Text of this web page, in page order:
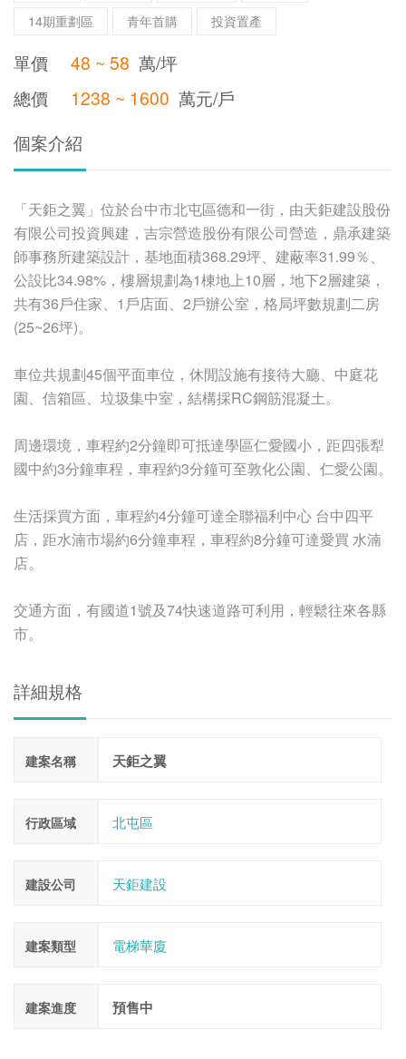
14期重劃區
青年首購 投資置產
單價 48 ~ 58 萬/坪
總價
1238 ~ 1600 萬元/戶
個案介紹
「天鉅之翼」位於台中市北屯區德和一街，由天鉅建設股份
有限公司投資興建，吉宗營造股份有限公司營造，鼎承建築
師事務所建築設計，基地面積368.29坪、建蔽率31.99％、
公設比34.98%，樓層規劃為1棟地上10層，地下2層建築，
共有36戶住家、1戶店面、2戶辦公室，格局坪數規劃二房
(25~26坪)。
車位共規劃45個平面車位，休閒設施有接待大廳、中庭花
園、信箱區、垃圾集中室，結構採RC鋼筋混凝土。
周邊環境，車程約2分鐘即可抵達學區仁愛國小，距四張犁
國中約3分鐘車程，車程約3分鐘可至敦化公園、仁愛公園。
生活採買方面，車程約4分鐘可達全聯福利中心 台中四平
店，距水湳市場約6分鐘車程，車程約8分鐘可達愛買 水湳
店。
交通方面，有國道1號及74快速道路可利用，輕鬆往來各縣
市。
詳細規格
建案名稱 天鉅之翼
行政區域 北屯區
建設公司 天鉅建設
建案類型 電梯華廈
建案進度 預售中